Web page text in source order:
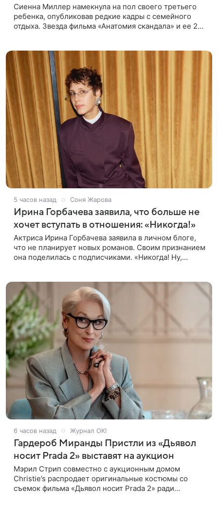
Сиенна Миллер намекнула на пол своего третьего
ребенка, опубликовав редкие кадры с семейного
отдыха. Звезда фильма «Анатомия скандала» и ее 29-
5 часов назад Соня Жарова
Ирина Горбачева заявила, что больше не
хочет вступать в отношения: «Никогда!»
Актриса Ирина Горбачева заявила в личном блоге,
что не планирует новых романов. Своим признанием
она поделилась с подписчиками. «Никогда! Ну,
6 часов назад Журнал OK!
Гардероб Миранды Пристли из «Дьявол
носит Prada 2» выставят на аукцион
Мэрил Стрип совместно с аукционным домом
Christie’s распродает оригинальные костюмы со
съемок фильма «Дьявол носит Prada 2» ради